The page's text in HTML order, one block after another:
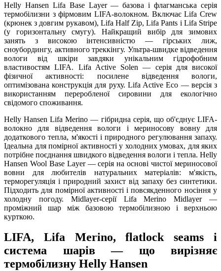
Helly Hansen Lifa Base Layer — базова і флагманська серія
термобілизни з фірмовим LIFA-волокном. Включає Lifa Crew
(крюнек з довгим рукавом), Lifa Half Zip, Lifa Pants і Lifa Stripe
(у горизонтальну смугу). Найкращий вибір для зимових
занять з високою інтенсивністю — гірських лиж,
сноубордингу, активного треккінгу. Ультра-швидке відведення
вологи від шкіри завдяки унікальним гідрофобним
властивостям LIFA. Lifa Active Solen — серія для високої
фізичної активності: посилене відведення вологи,
оптимізована конструкція для руху. Lifa Active Eco — версія з
використанням переробленої сировини для екологічно
свідомого споживання.
Helly Hansen Lifa Merino — гібридна серія, що об'єднує LIFA-
волокно для відведення вологи і мериносову вовну для
додаткового тепла, м'якості і природного регулювання запаху.
Ідеальна для помірної активності у холодних умовах, для яких
потрібне поєднання швидкого відведення вологи і тепла. Helly
Hansen Wool Base Layer — серія на основі чистої мериносової
вовни для любителів натуральних матеріалів: м'якість,
терморегуляція і природний захист від запаху без синтетики.
Підходить для помірної активності і повсякденного носіння у
холодну погоду. Midlayer-серії Lifa Merino Midlayer —
проміжний шар між базовою термобілизною і верхньою
курткою.
LIFA, Lifa Merino, flatlock seams і
система шарів — що вирізняє
термобілизну Helly Hansen